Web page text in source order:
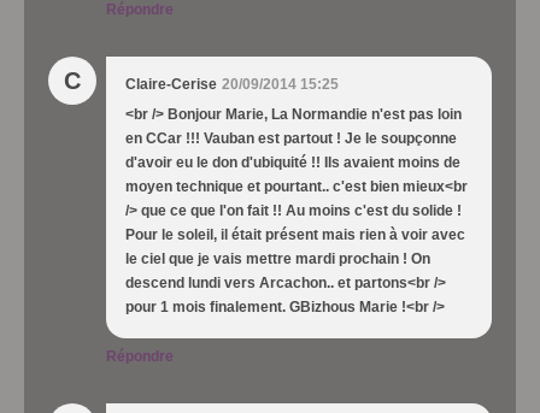
Répondre
C Claire-Cerise 20/09/2014 15:25
<br /> Bonjour Marie, La Normandie n'est pas loin
en CCar !!! Vauban est partout ! Je le soupçonne
d'avoir eu le don d'ubiquité !! Ils avaient moins de
moyen technique et pourtant.. c'est bien mieux<br
/> que ce que l'on fait !! Au moins c'est du solide !
Pour le soleil, il était présent mais rien à voir avec
le ciel que je vais mettre mardi prochain ! On
descend lundi vers Arcachon.. et partons<br />
pour 1 mois finalement. GBizhous Marie !<br />
Répondre